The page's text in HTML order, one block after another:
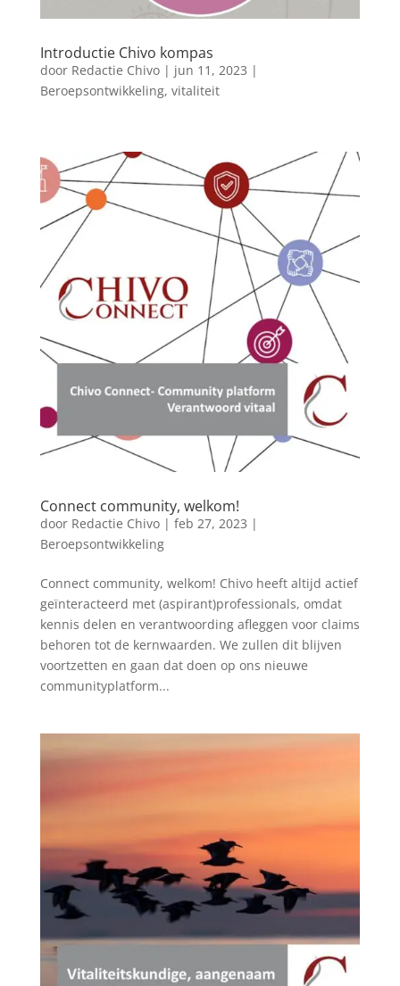
Introductie Chivo kompas
door Redactie Chivo| jun 11, 2023 |
Beroepsontwikkeling, vitaliteit
Connect community, welkom!
door Redactie Chivo| feb 27, 2023 |
Beroepsontwikkeling
Connect community, welkom! Chivo heeft altijd actief
geïnteracteerd met (aspirant)professionals, omdat
kennis delen en verantwoording afleggen voor claims
behoren tot de kernwaarden. We zullen dit blijven
voortzetten en gaan dat doen op ons nieuwe
communityplatform...